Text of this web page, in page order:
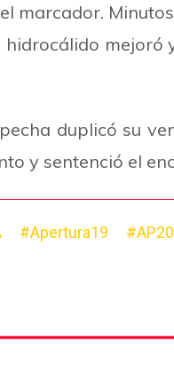
marcador.
duplicó su
y sentenció el
#Apertura19